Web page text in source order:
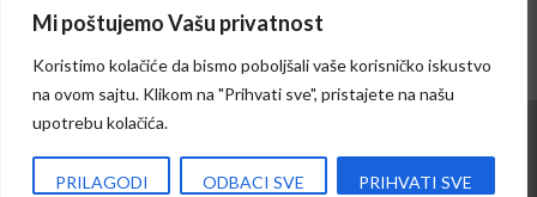
Mi poštujemo Vašu privatnost
Koristimo kolačiće da bismo poboljšali vaše korisničko iskustvo
na ovom sajtu. Klikom na "Prihvati sve", pristajete na našu
upotrebu kolačića.
PRILAGODI ODBACI SVE PRIHVATI SVE
31
Izrada sajta i hosting:Hosting-Srbija